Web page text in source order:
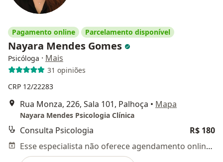
Pagamento online Parcelamento disponível
Nayara Mendes Gomes
Psicóloga · Mais
31 opiniões
CRP 12/22283
Rua Monza, 226, Sala 101, Palhoça • Mapa
Nayara Mendes Psicologia Clínica
Consulta Psicologia
R$ 180
Esse especialista não oferece agendamento online para esse endereço.